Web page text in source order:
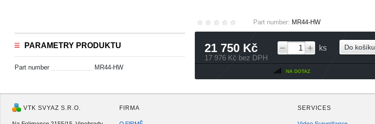
PARAMETRY PRODUKTU
Part number MR44-HW
Part number: MR44-HW
21 750 Kč
17 976 Kč bez DPH
ks
NA DOTAZ
Do košíku
VTK SVYAZ S.R.O. FIRMA SERVICES